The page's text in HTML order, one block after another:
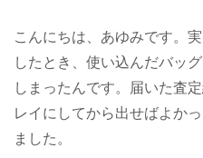
こんにちは、あゆみです。
したとき、使い込んだバッ
しまったんです。届いた査
レイにしてから出せばよか
ました。